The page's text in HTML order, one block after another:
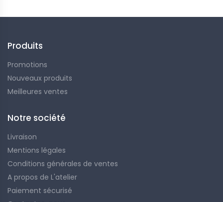
Produits
Promotions
Nouveaux produits
Meilleures ventes
Notre société
Livraison
Mentions légales
Conditions générales de ventes
A propos de L'atelier
Paiement sécurisé